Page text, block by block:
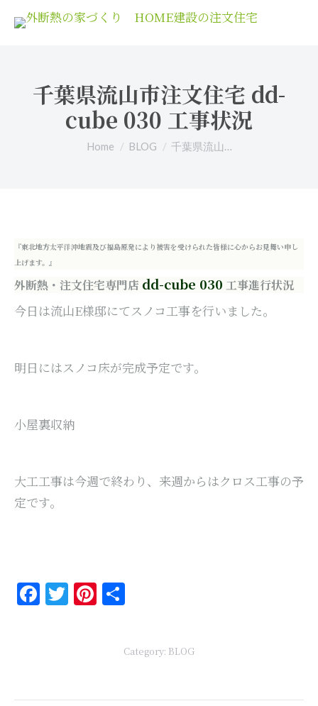
千葉県流山市注文住宅 dd-
cube 030 工事状況
You are here:
Home BLOG 千葉県流山…
『東北地方太平洋沖地震及び福島原発により被害を受けられた皆様に心からお見舞い申し
上げます。』
外断熱・注文住宅専門店 dd-cube 030 工事進行状況
今日は流山E様邸にてスノコ工事を行いました。
明日にはスノコ床が完成予定です。
小屋裏収納
大工工事は今週で終わり、来週からはクロス工事の予
定です。
Facebook
Twitter
Pinterest
Category: BLOG